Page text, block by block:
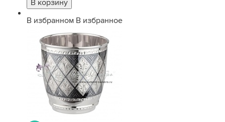
В избранном В избранное